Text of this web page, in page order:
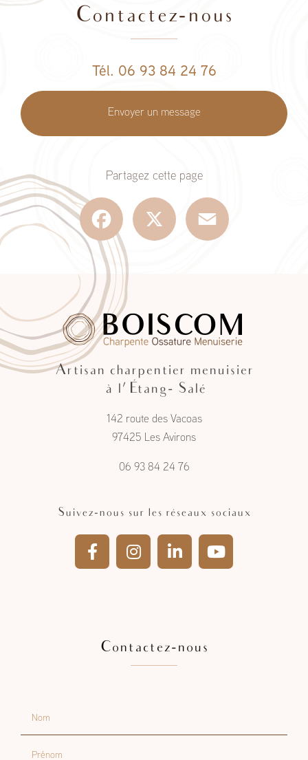
Contactez-nous
Tél. 06 93 84 24 76
Envoyer un message
Partagez cette page
Facebook
Artisan charpentier menuisier
à l'Étang- Salé
142 route des Vacoas
97425 Les Avirons
06 93 84 24 76
Suivez-nous sur les réseaux sociaux
Contactez-nous
Nom
Prénom